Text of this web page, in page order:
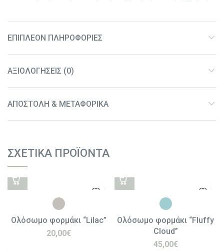
ΕΠΙΠΛΈΟΝ ΠΛΗΡΟΦΟΡΊΕΣ
ΑΞΙΟΛΟΓΉΣΕΙΣ (0)
ΑΠΟΣΤΟΛΉ & ΜΕΤΑΦΟΡΙΚΆ
ΣΧΕΤΙΚΆ ΠΡΟΪΌΝΤΑ
Ολόσωμο φορμάκι “Lilac”
20,00€
Ολόσωμο φορμάκι “Fluffy
Cloud”
45,00€